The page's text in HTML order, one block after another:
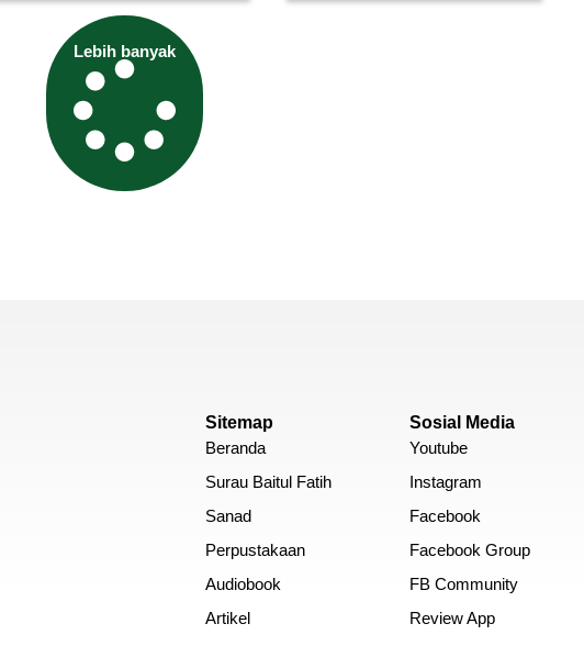
Lebih banyak
Sitemap
Beranda
Surau Baitul Fatih
Sanad
Perpustakaan
Audiobook
Artikel
Sosial Media
Youtube
Instagram
Facebook
Facebook Group
FB Community
Review App